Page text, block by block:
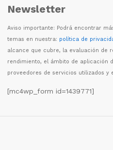
Newsletter
Aviso importante: Podrá encontrar má
temas en nuestra: política de
alcance que cubre, la evaluación de
rendimiento, el ámbito de aplicación
proveedores de servicios utilizados y
[mc4wp_form id=1439771]